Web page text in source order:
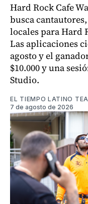
Hard Rock Cafe
busca
locales para Hard
Las aplicaciones
agosto y el
$10.000 y una
Studio.
EL TIEMPO LATINO
7 de agosto de 2026